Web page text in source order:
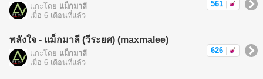
แกะโดย แม็กมาลี
เมื่อ 6 เดือนที่แล้ว
561
พลังใจ - แม็กมาลี (วีระยศ) (maxmalee)
แกะโดย แม็กมาลี
เมื่อ 6 เดือนที่แล้ว
626